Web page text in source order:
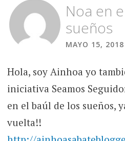
Noa en
sueños
MAYO 15,
Hola, soy Ainhoa yo
iniciativa Seamos
en el baúl de los sueños,
vuelta!!